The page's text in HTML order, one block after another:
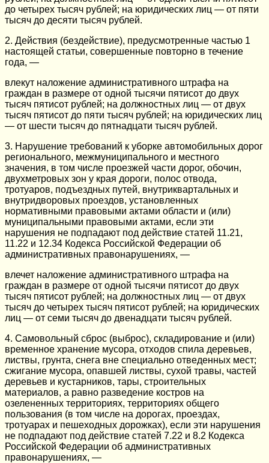
до четырех тысяч рублей; на юридических лиц — от пяти
тысяч до десяти тысяч рублей.
2. Действия (бездействие), предусмотренные частью 1
настоящей статьи, совершенные повторно в течение
года, —
влекут наложение административного штрафа на
граждан в размере от одной тысячи пятисот до двух
тысяч пятисот рублей; на должностных лиц — от двух
тысяч пятисот до пяти тысяч рублей; на юридических лиц
— от шести тысяч до пятнадцати тысяч рублей.
3. Нарушение требований к уборке автомобильных дорог
регионального, межмуниципального и местного
значения, в том числе проезжей части дорог, обочин,
двухметровых зон у края дороги, полос отвода,
тротуаров, подъездных путей, внутриквартальных и
внутридворовых проездов, установленных
нормативными правовыми актами области и (или)
муниципальными правовыми актами, если эти
нарушения не подпадают под действие статей 11.21,
11.22 и 12.34 Кодекса Российской Федерации об
административных правонарушениях, —
влечет наложение административного штрафа на
граждан в размере от одной тысячи пятисот до двух
тысяч пятисот рублей; на должностных лиц — от двух
тысяч до четырех тысяч пятисот рублей; на юридических
лиц — от семи тысяч до двенадцати тысяч рублей.
4. Самовольный сброс (выброс), складирование и (или)
временное хранение мусора, отходов спила деревьев,
листвы, грунта, снега вне специально отведенных мест;
сжигание мусора, опавшей листвы, сухой травы, частей
деревьев и кустарников, тары, строительных
материалов, а равно разведение костров на
озелененных территориях, территориях общего
пользования (в том числе на дорогах, проездах,
тротуарах и пешеходных дорожках), если эти нарушения
не подпадают под действие статей 7.22 и 8.2 Кодекса
Российской Федерации об административных
правонарушениях, —